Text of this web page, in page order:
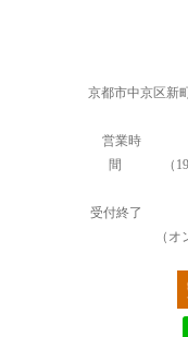
京都市中京区新
営業時
間
（
受付終了
（